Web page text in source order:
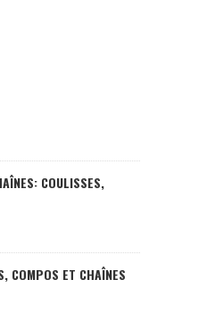
COULISSES,
COMPOS ET CHAÎNES